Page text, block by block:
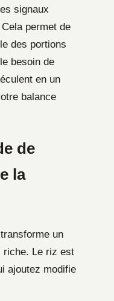
signaux
permet de
des portions
besoin de
en un
balance
de
la
un
riche. Le riz est
ajoutez modifie